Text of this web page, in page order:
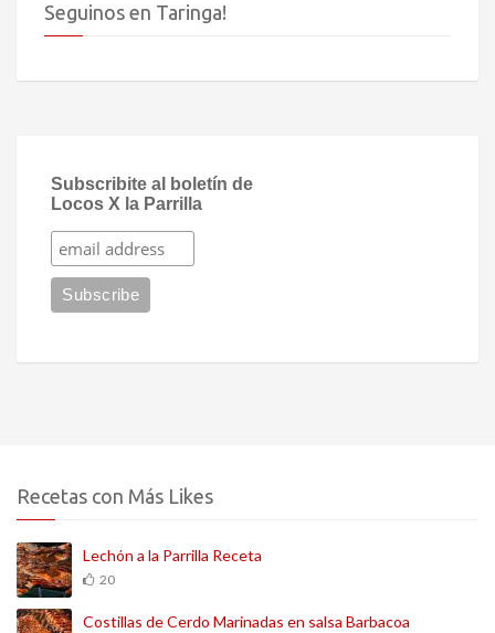
Seguinos en Taringa!
Subscribite al boletín de
Locos X la Parrilla
Recetas con Más Likes
Lechón a la Parrilla Receta
20
Costillas de Cerdo Marinadas en salsa Barbacoa